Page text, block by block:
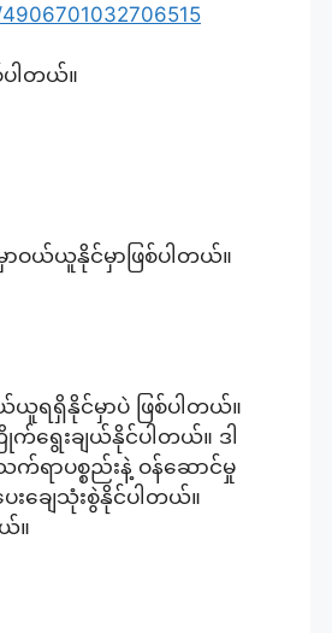
ါတယ်။
ဝယ်ယူနိုင်မှာဖြစ်ပါတယ်။
ရရှိနိုင်မှာပဲ ဖြစ်ပါတယ်။
ရွေးချယ်နိုင်ပါတယ်။ ဒါ
က်ရာပစ္စည်းနဲ့ ဝန်ဆောင်မှု
ချေသုံးစွဲနိုင်ပါတယ်။
။